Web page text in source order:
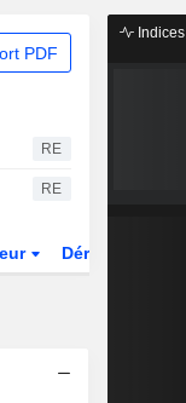
PDF
RE
RE
Dérivés
Indices